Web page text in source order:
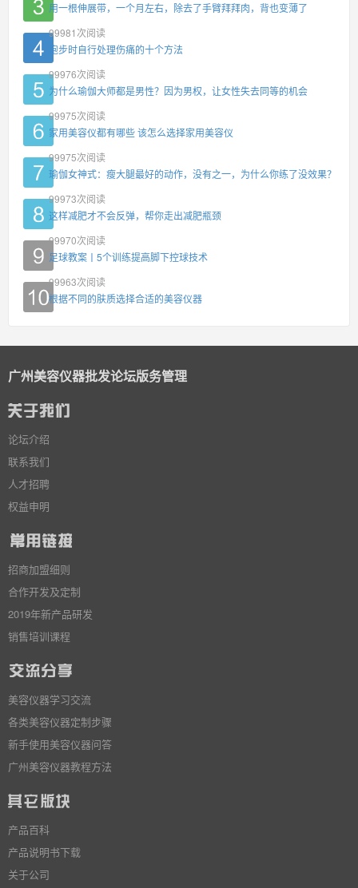
用一根伸展带，一个月左右，除去了手臂拜拜肉，背也变薄了
99981 次阅读
跑步时自行处理伤痛的十个方法
99976次阅读
为什么瑜伽大师都是男性？因为男权，让女性失去同等的机会
99975次阅读
家用美容仪都有哪些 该怎么选择家用美容仪
99975次阅读
瑜伽女神式：瘦大腿最好的动作，没有之一，为什么你练了没效果？
99973次阅读
这样减肥才不会反弹，帮你走出减肥瓶颈
99970次阅读
足球教案丨5个训练提高脚下控球技术
99963次阅读
根据不同的肤质选择合适的美容仪器
广州美容仪器批发论坛版务管理
论坛介绍
联系我们
人才招聘
权益申明
招商加盟细则
合作开发及定制
2019年新产品研发
销售培训课程
美容仪器学习交流
各类美容仪器定制步骤
新手使用美容仪器问答
广州美容仪器教程方法
产品百科
产品说明书下载
关于公司